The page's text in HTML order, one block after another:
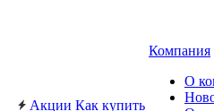
Акции Как купить
Компания
О